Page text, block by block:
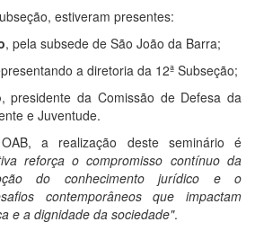
estiveram presentes:
, pela subsede de São João da Barra;
a diretoria da 12ª Subseção;
, presidente da Comissão de Defesa da
e Juventude.
a realização deste seminário é
reforça o compromisso contínuo da
do conhecimento jurídico e o
contemporâneos que impactam
e a dignidade da sociedade".